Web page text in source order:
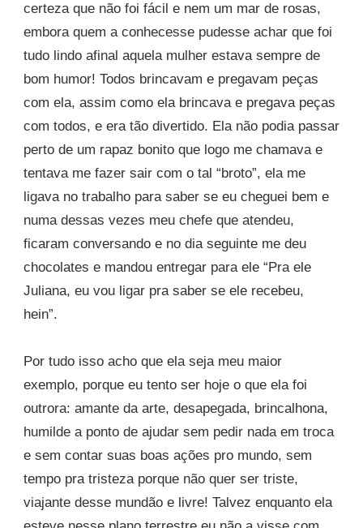
certeza que não foi fácil e nem um mar de rosas,
embora quem a conhecesse pudesse achar que foi
tudo lindo afinal aquela mulher estava sempre de
bom humor! Todos brincavam e pregavam peças
com ela, assim como ela brincava e pregava peças
com todos, e era tão divertido. Ela não podia passar
perto de um rapaz bonito que logo me chamava e
tentava me fazer sair com o tal “broto”, ela me
ligava no trabalho para saber se eu cheguei bem e
numa dessas vezes meu chefe que atendeu,
ficaram conversando e no dia seguinte me deu
chocolates e mandou entregar para ele “Pra ele
Juliana, eu vou ligar pra saber se ele recebeu,
hein”.
Por tudo isso acho que ela seja meu maior
exemplo, porque eu tento ser hoje o que ela foi
outrora: amante da arte, desapegada, brincalhona,
humilde a ponto de ajudar sem pedir nada em troca
e sem contar suas boas ações pro mundo, sem
tempo pra tristeza porque não quer ser triste,
viajante desse mundão e livre! Talvez enquanto ela